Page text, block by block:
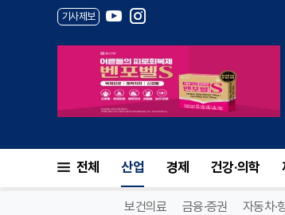
기사제보
전체 산업 경제 건강·의학
보건의료 금융·증권 자동차·